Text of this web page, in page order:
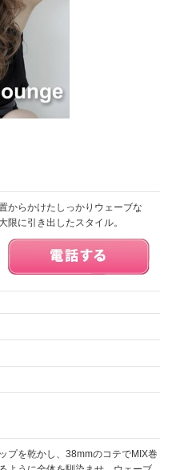
からかけたしっかりウェーブな
限に引き出したスタイル。
プを乾かし、38mmのコテでMIX巻